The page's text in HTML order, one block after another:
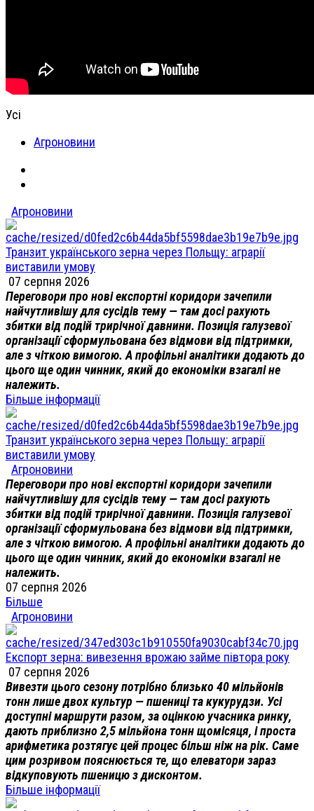
Усі
Агроновини
Агроновини
Транзит українського зерна через Польщу: аграрії
виставили умову
07 серпня 2026
Переговори про нові експортні коридори зачепили
найчутливішу для сусідів тему — там досі рахують
збитки від подій трирічної давнини. Позиція галузевої
організації сформульована без відмови від підтримки,
але з чіткою вимогою. А профільні аналітики додають до
цього ще один чинник, який до економіки взагалі не
належить.
Більше інформації
Транзит українського зерна через Польщу: аграрії
виставили умову
Агроновини
Переговори про нові експортні коридори зачепили
найчутливішу для сусідів тему — там досі рахують
збитки від подій трирічної давнини. Позиція галузевої
організації сформульована без відмови від підтримки,
але з чіткою вимогою. А профільні аналітики додають до
цього ще один чинник, який до економіки взагалі не
належить.
07 серпня 2026
Більше
Агроновини
Експорт зерна: вивезення врожаю займе півтора року
07 серпня 2026
Вивезти цього сезону потрібно близько 40 мільйонів
тонн лише двох культур — пшениці та кукурудзи. Усі
доступні маршрути разом, за оцінкою учасника ринку,
дають приблизно 2,5 мільйона тонн щомісяця, і проста
арифметика розтягує цей процес більш ніж на рік. Саме
цим розривом пояснюється те, що елеватори зараз
відкуповують пшеницю з дисконтом.
Більше інформації